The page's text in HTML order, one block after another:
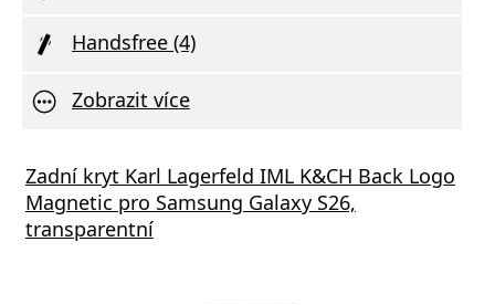
Handsfree (4)
Zobrazit více
Zadní kryt Karl Lagerfeld IML K&CH Back Logo
Magnetic pro Samsung Galaxy S26,
transparentní
Nabíječka Xiaomi MDY-11-EZ 3A 33W